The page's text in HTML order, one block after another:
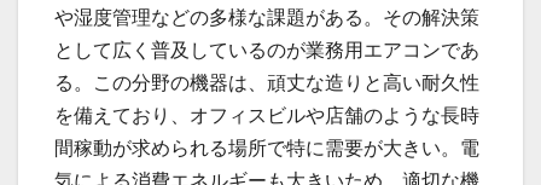
や湿度管理などの多様な課題がある。その解決策
として広く普及しているのが業務用エアコンであ
る。この分野の機器は、頑丈な造りと高い耐久性
を備えており、オフィスビルや店舗のような長時
間稼動が求められる場所で特に需要が大きい。電
気による消費エネルギーも大きいため、適切な機